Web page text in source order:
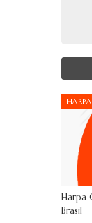
Harpa
Brasil